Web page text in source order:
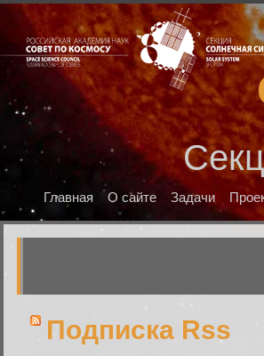
Главная О сайте Задачи
Подписка Rss